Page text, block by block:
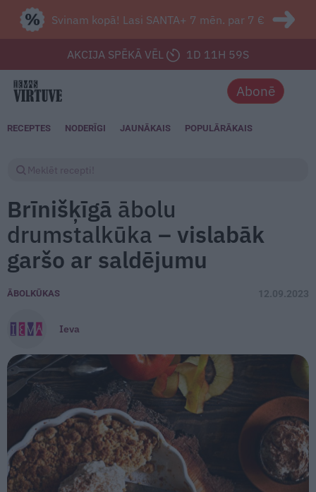
Svinam kopā! Lasi SANTA+ 7 mēn. par 7 €
AKCIJA SPĒKĀ VĒL 1D 11H 57S
Abonē
RECEPTES NODERĪGI JAUNĀKAIS POPULĀRĀKAIS
Brīnišķīgā ābolu
drumstalkūka – vislabāk
garšo ar saldējumu
ĀBOLKŪKAS 12.09.2023
Ieva